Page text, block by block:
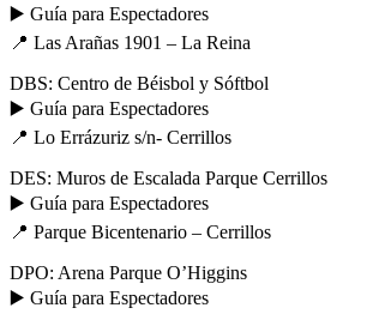
▶️ Guía para Espectadores
📍 Las Arañas 1901 – La Reina
DBS: Centro de Béisbol y Sóftbol
▶️ Guía para Espectadores
📍 Lo Errázuriz s/n- Cerrillos
DES: Muros de Escalada Parque Cerrillos
▶️ Guía para Espectadores
📍 Parque Bicentenario – Cerrillos
DPO: Arena Parque O’Higgins
▶️ Guía para Espectadores